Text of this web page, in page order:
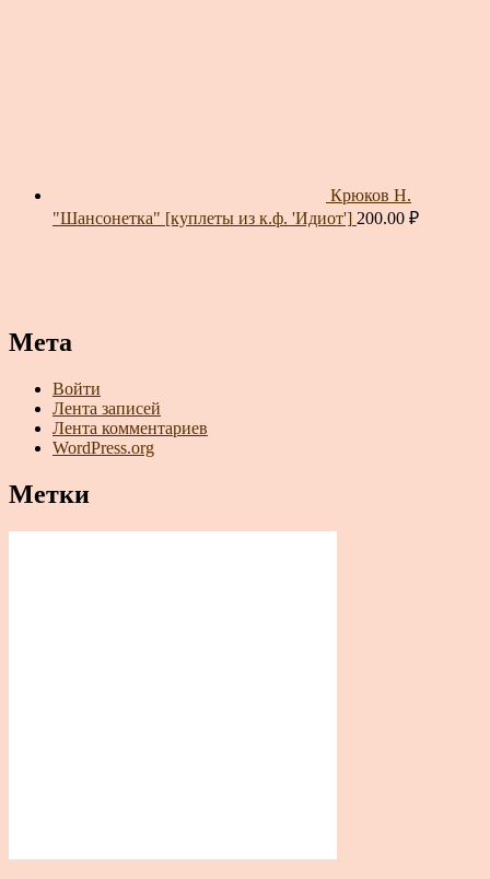
Крюков Н.
"Шансонетка" [куплеты из к.ф. 'Идиот'] 200.00 ₽
Мета
Войти
Лента записей
Лента комментариев
WordPress.org
Метки